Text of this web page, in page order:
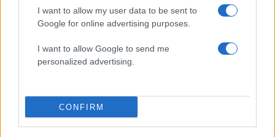
I want to allow my user data to be sent to
Google for online advertising purposes.
I want to allow Google to send me
personalized advertising.
CONFIRM
Στη Βρετανία στελέχη του ελληνικού FBI
για να παραλάβουν την 46χρονη για την
τραγωδία της Μαρφίν - Η διαδικασία που
Ψάθα: «Δεν υπήρξε τεχνικό πρόβλημα με
τα δύο ελικόπτερα» κατέθεσαν ο Βρετανός
Μητσοτάκης στην υπογραφή συμφωνίας
για την ηλεκτρική διασύνδεση Ελλάδας –
Κύπρου: «Ισχυρή ψήφος εμπιστοσύνης» η